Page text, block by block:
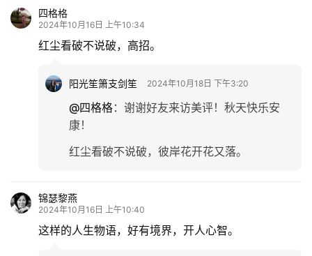
化
四格格
2024年10月16日 上午10:34
红尘看破不说破，高招。
阳光笙箫支剑笙 2024年10月18日 下午3:20
@四格格： 谢谢好友来访美评！秋天快乐安
康！
红尘看破不说破，彼岸花开花又落。
锦瑟黎燕
2024年10月16日 上午10:40
这样的人生物语，好有境界，开人心智。